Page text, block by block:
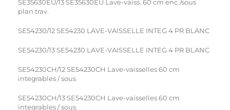
SE35630EU/13 SE35630EU Lave-vaiss. 60 cm enc./sous
plan trav.
SE54230/12 SE54230 LAVE-VAISSELLE INTEG 4 PR BLANC
SE54230/13 SE54230 LAVE-VAISSELLE INTEG 4 PR BLANC
SE54230CH/12 SE54230CH Lave-vaisselles 60 cm
integrables / sous
SE54230CH/13 SE54230CH Lave-vaisselles 60 cm
integrables / sous